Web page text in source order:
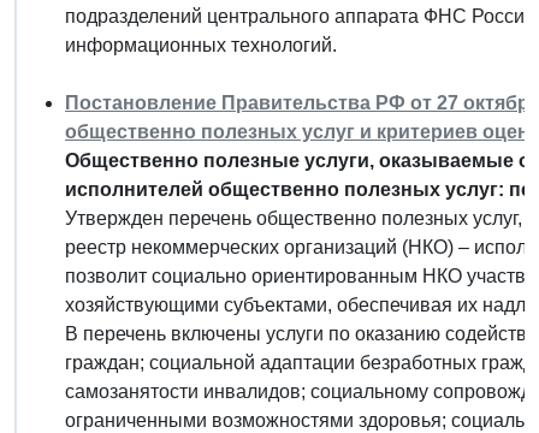
подразделений центрального аппарата ФНС
информационных технологий.
Постановление Правительства РФ от 27
общественно полезных услуг и критериев
Общественно полезные услуги, оказываемые
исполнителей общественно полезных услуг:
Утвержден перечень общественно полезных
реестр некоммерческих организаций (НКО) –
позволит социально ориентированным НКО
хозяйствующими субъектами, обеспечивая их
В перечень включены услуги по оказанию
граждан; социальной адаптации безработных
самозанятости инвалидов; социальному
ограниченными возможностями здоровья;